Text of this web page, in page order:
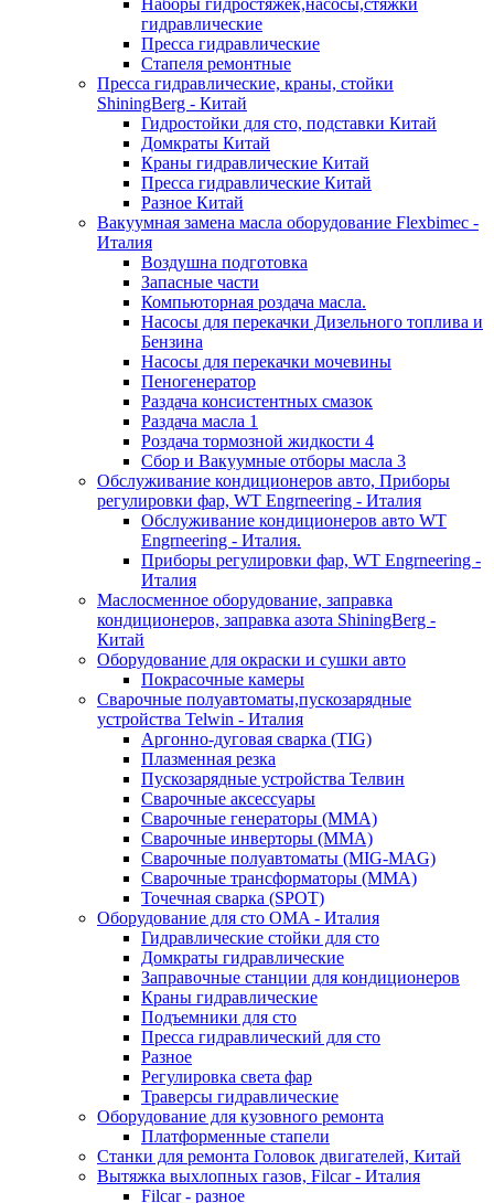
Наборы гидростяжек,насосы,стяжки
гидравлические
Пресса гидравлические
Стапеля ремонтные
Пресса гидравлические, краны, стойки
ShiningBerg - Китай
Гидростойки для сто, подставки Китай
Домкраты Китай
Краны гидравлические Китай
Пресса гидравлические Китай
Разное Китай
Вакуумная замена масла оборудование Flexbimeс -
Италия
Воздушна подготовка
Запасные части
Компьюторная роздача масла.
Насосы для перекачки Дизельного топлива и
Бензина
Насосы для перекачки мочевины
Пеногенератор
Раздача консистентных смазок
Раздача масла 1
Роздача тормозной жидкости 4
Сбор и Вакуумные отборы масла 3
Обслуживание кондиционеров авто, Приборы
регулировки фар, WT Engrneering - Италия
Обслуживание кондиционеров авто WT
Engrneering - Италия.
Приборы регулировки фар, WT Engrneering -
Италия
Маслосменное оборудование, заправка
кондиционеров, заправка азота ShiningBerg -
Китай
Оборудование для окраски и сушки авто
Покрасочные камеры
Сварочные полуавтоматы,пускозарядные
устройства Telwin - Италия
Аргонно-дуговая сварка (TIG)
Плазменная резка
Пускозарядные устройства Телвин
Сварочные аксессуары
Сварочные генераторы (MMA)
Сварочные инверторы (MMA)
Сварочные полуавтоматы (MIG-MAG)
Сварочные трансформаторы (MMA)
Точечная сварка (SPOT)
Оборудование для сто OMA - Италия
Гидравлические стойки для сто
Домкраты гидравлические
Заправочные станции для кондиционеров
Краны гидравлические
Подъемники для сто
Пресса гидравлический для сто
Разное
Регулировка света фар
Траверсы гидравлические
Оборудование для кузовного ремонта
Платформенные стапели
Станки для ремонта Головок двигателей, Китай
Вытяжка выхлопных газов, Filcar - Италия
Filcar - разное